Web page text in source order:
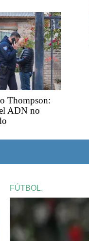
Thompson:
ADN no
FÚTBOL.